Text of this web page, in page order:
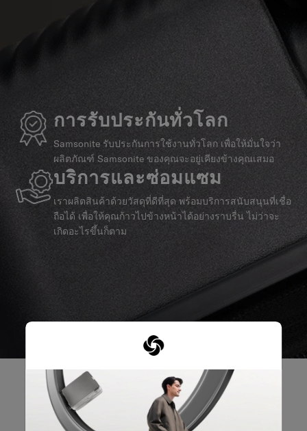
การรับประกันทั่วโลก
Samsonite รับประกันการใช้งานทั่วโลก เพื่อให้มั่นใจว่า
ผลิตภัณฑ์ Samsonite ของคุณจะอยู่เคียงข้างคุณเสมอ
บริการและซ่อมแซม
เราผลิตสินค้าด้วยวัสดุที่ดีที่สุด พร้อมบริการสนับสนุนที่เชื่อ
ถือได้ เพื่อให้คุณก้าวไปข้างหน้าได้อย่างราบรื่น ไม่ว่าจะ
เกิดอะไรขึ้นก็ตาม